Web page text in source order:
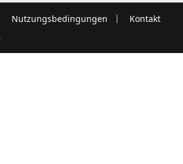
Nutzungsbedingungen
Kontakt